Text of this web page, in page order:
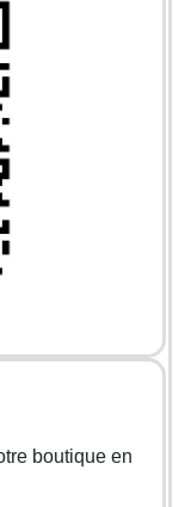
boutique en